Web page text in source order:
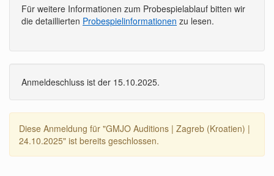
Für weitere Informationen zum Probespielablauf bitten wir
die detaillierten Probespielinformationen zu lesen.
Anmeldeschluss ist der 15.10.2025.
Diese Anmeldung für "GMJO Auditions | Zagreb (Kroatien) |
24.10.2025" ist bereits geschlossen.